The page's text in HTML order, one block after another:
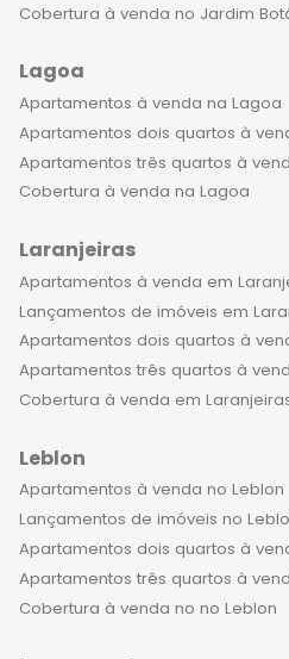
Cobertura à venda no Jardim
Lagoa
Apartamentos à venda na Lagoa
Apartamentos dois quartos à
Apartamentos três quartos à
Cobertura à venda na Lagoa
Laranjeiras
Apartamentos à venda em
Lançamentos de imóveis em
Apartamentos dois quartos à
Apartamentos três quartos à
Cobertura à venda em
Leblon
Apartamentos à venda no Leblon
Lançamentos de imóveis no
Apartamentos dois quartos à
Apartamentos três quartos à
Cobertura à venda no no Leblon